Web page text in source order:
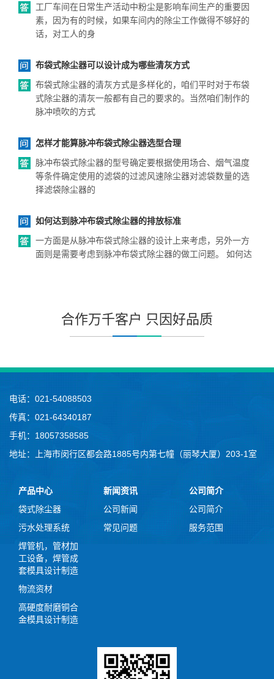
工厂车间在日常生产活动中粉尘是影响车间生产的重要因
素，因为有的时候，如果车间内的除尘工作做得不够好的
话，对工人的身
布袋式除尘器可以设计成为哪些清灰方式
布袋式除尘器的清灰方式是多样化的，咱们平时对于布袋
式除尘器的清灰一般都有自己的要求的。当然咱们制作的
脉冲喷吹的方式
怎样才能算脉冲布袋式除尘器选型合理
脉冲布袋式除尘器的型号确定要根据使用场合、烟气温度
等条件确定使用的滤袋的过滤风速除尘器对滤袋数量的选
择滤袋除尘器的
如何达到脉冲布袋式除尘器的排放标准
一方面是从脉冲布袋式除尘器的设计上来考虑，另外一方
面则是需要考虑到脉冲布袋式除尘器的做工问题。 如何达
合作万千客户 只因好品质
电话：021-54088503
传真：021-64340187
手机：18057358585
地址：上海市闵行区都会路1885号内第七幢（丽琴大厦）203-1室
产品中心
袋式除尘器
污水处理系统
焊管机，管材加
工设备，焊管成
套模具设计制造
物流资材
高硬度耐磨铜合
金模具设计制造
新闻资讯
公司新闻
常见问题
公司简介
公司简介
服务范围